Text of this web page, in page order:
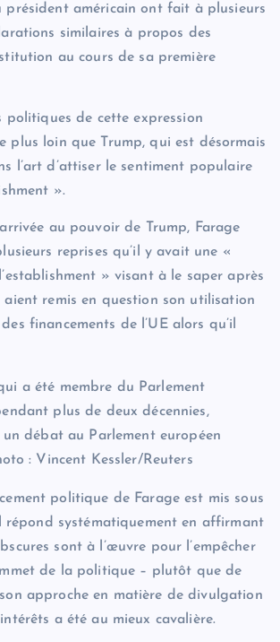
président américain ont fait à plusieurs
similaires à propos des
au cours de sa première
politiques de cette expression
plus loin que Trump, qui est désormais
l’art d’attiser le sentiment populaire
».
au pouvoir de Trump, Farage
reprises qu’il y avait une «
» visant à le saper après
aient remis en question son utilisation
financements de l’UE alors qu’il
a été membre du Parlement
plus de deux décennies,
débat au Parlement européen
: Vincent Kessler/Reuters
politique de Farage est mis sous
répond systématiquement en affirmant
sont à l’œuvre pour l’empêcher
de la politique – plutôt que de
approche en matière de divulgation
a été au mieux cavalière.